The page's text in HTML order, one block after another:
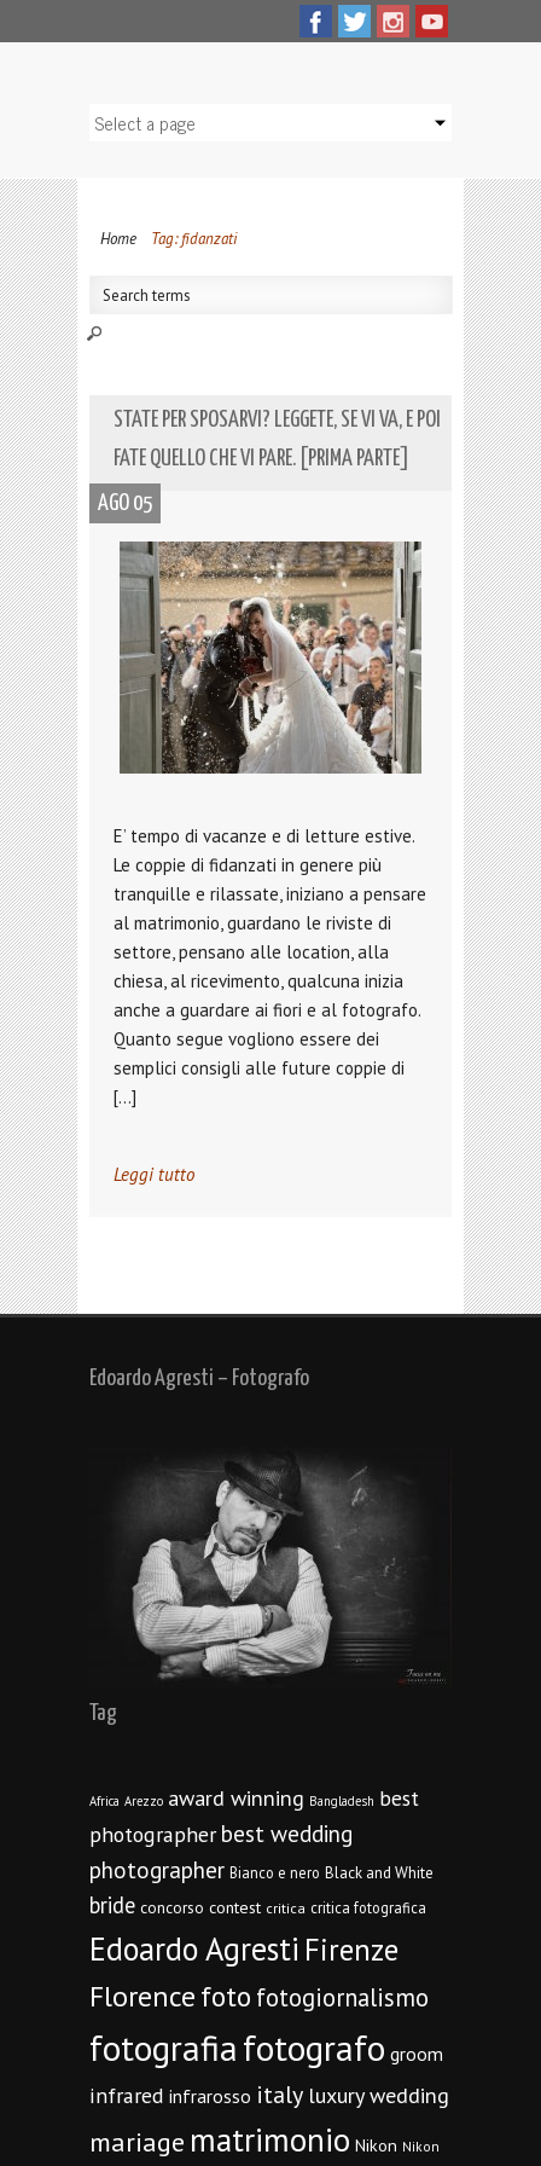
Home Tag: fidanzati
STATE PER SPOSARVI? LEGGETE, SE VI VA, E POI
FATE QUELLO CHE VI PARE. [PRIMA PARTE]
AGO 05
E’ tempo di vacanze e di letture estive.
Le coppie di fidanzati in genere più
tranquille e rilassate, iniziano a pensare
al matrimonio, guardano le riviste di
settore, pensano alle location, alla
chiesa, al ricevimento, qualcuna inizia
anche a guardare ai fiori e al fotografo.
Quanto segue vogliono essere dei
semplici consigli alle future coppie di
[…]
Leggi tutto
Edoardo Agresti – Fotografo
Tag
Africa Arezzo award winning Bangladesh best
photographer best wedding
photographer Bianco e nero Black and White
bride concorso contest critica critica fotografica
Edoardo Agresti Firenze
Florencefoto fotogiornalismo
fotografiafotografo groom
infrared infrarosso italy luxury wedding
mariage matrimonio Nikon Nikon